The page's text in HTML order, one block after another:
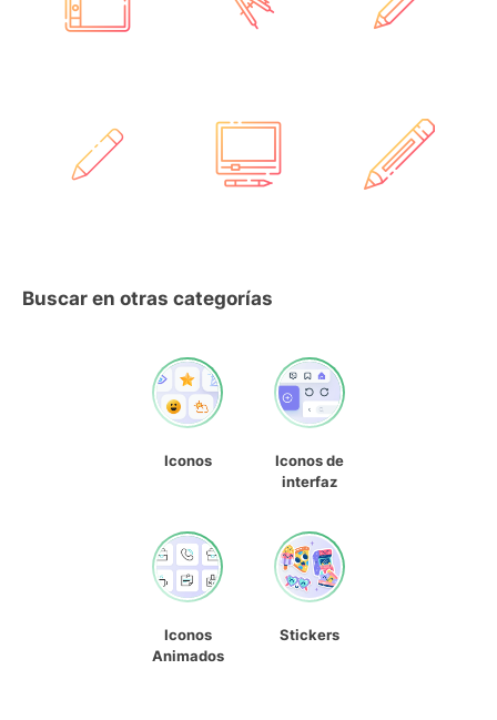
Buscar en otras categorías
Iconos
Iconos de
interfaz
Iconos
Animados
Stickers